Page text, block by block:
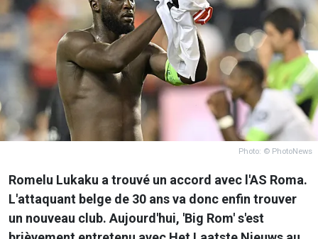
Photo: © PhotoNews
Romelu Lukaku a trouvé un accord avec l'AS Roma.
L'attaquant belge de 30 ans va donc enfin trouver
un nouveau club. Aujourd'hui, 'Big Rom' s'est